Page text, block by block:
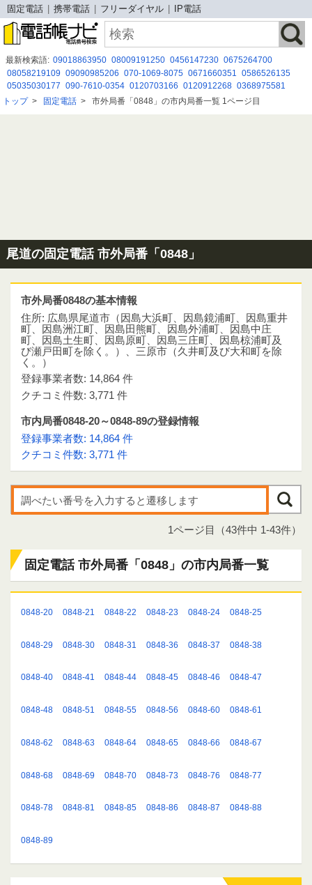
固定電話 携帯電話 フリーダイヤル IP電話
最新検索語: 09018863950 08009191250 0456147230 0675264700
08058219109 09090985206 070-1069-8075 0671660351
0586526135
05035030177 090-7610-0354 0120703166 0120912268 0368975581
０５０－５８６５－３６２３ 0366358728 0675264903
03-6634-8554
トップ> 固定電話 > 市外局番「0848」の市内局番一覧 1ページ目
尾道の固定電話 市外局番「0848」
市外局番0848の基本情報
住所: 広島県尾道市（因島大浜町、因島鏡浦町、因島重井
町、因島洲江町、因島田熊町、因島外浦町、因島中庄
町、因島土生町、因島原町、因島三庄町、因島椋浦町及
び瀬戸田町を除く。）、三原市（久井町及び大和町を除
く。）
登録事業者数: 14,864 件
クチコミ件数: 3,771 件
市内局番0848-20～0848-89の登録情報
登録事業者数: 14,864 件
クチコミ件数: 3,771 件
1ページ目（43件中 1-43件）
固定電話 市外局番「0848」の市内局番一覧
0848-20 0848-21 0848-22 0848-23 0848-24 0848-25
0848-29 0848-30 0848-31 0848-36 0848-37 0848-38
0848-40 0848-41 0848-44 0848-45 0848-46 0848-47
0848-48 0848-51 0848-55 0848-56 0848-60 0848-61
0848-62 0848-63 0848-64 0848-65 0848-66 0848-67
0848-68 0848-69 0848-70 0848-73 0848-76 0848-77
0848-78 0848-81 0848-85 0848-86 0848-87 0848-88
0848-89